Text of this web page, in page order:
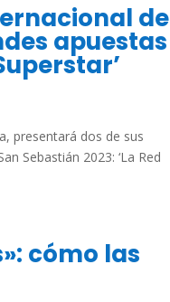
de
apuestas
presentará dos de sus
Sebastián 2023: ‘La Red
cómo las